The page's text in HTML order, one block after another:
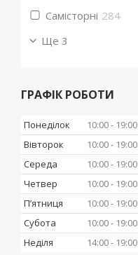
Самісторні 284
Ще 3
ГРАФІК РОБОТИ
Понеділок 10:00
19:00
Вівторок
10:00
19:00
Середа
10:00
19:00
Четвер
10:00
19:00
Пʼятниця
10:00
19:00
Субота
10:00
19:00
Неділя
14:00 19:00